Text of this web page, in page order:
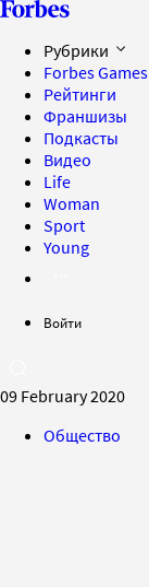
Рубрики
Forbes Games
Рейтинги
Франшизы
Подкасты
Видео
Life
Woman
Sport
Young
Войти
09 February 2020
Общество